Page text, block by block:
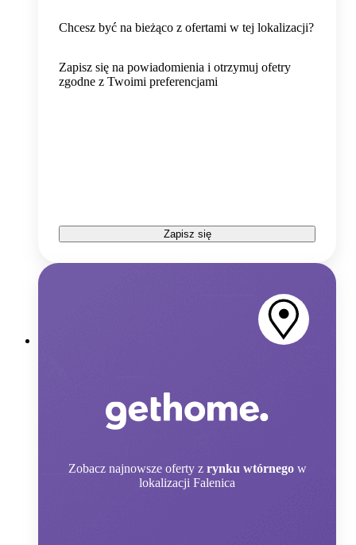
Chcesz być na bieżąco z ofertami w tej lokalizacji?
Zapisz się na powiadomienia i otrzymuj ofetry
zgodne z Twoimi preferencjami
Zapisz się
Zobacz najnowsze oferty z rynku wtórnego w
lokalizacji Falenica